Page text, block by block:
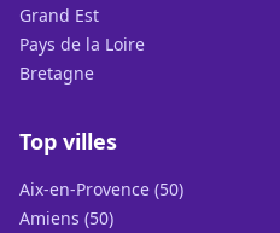
Grand Est
Pays de la Loire
Bretagne
Top villes
Aix-en-Provence (50)
Amiens (50)